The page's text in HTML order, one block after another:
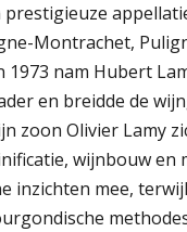
Montrachet,
1973 nam Hubert
en breidde de
zoon Olivier Lamy
wijnbouw en
inzichten mee,